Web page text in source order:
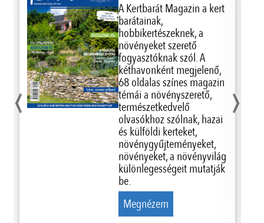
A Kertbarát Magazin a kert
barátainak,
hobbikertészeknek, a
növényeket szerető
fogyasztóknak szól. A
kéthavonként megjelenő,
68 oldalas színes magazin
témái a növényszerető,
természetkedvelő
olvasókhoz szólnak, hazai
és külföldi kerteket,
növénygyűjteményeket,
növényeket, a növényvilág
különlegességeit mutatják
be.
Megnézem
‹ ›